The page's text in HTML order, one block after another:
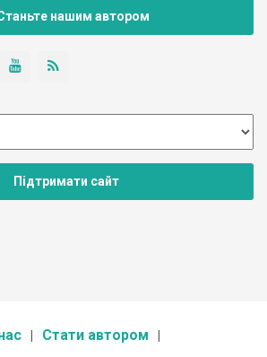
нашим автором
Підтримати сайт
Стати автором